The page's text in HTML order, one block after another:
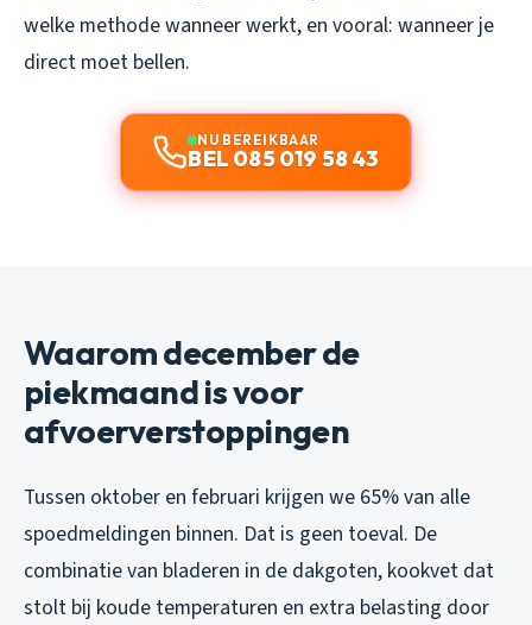
welke methode wanneer werkt, en vooral: wanneer je
direct moet bellen.
NU BEREIKBAAR
BEL 085 019 58 43
Waarom december de
piekmaand is voor
afvoerverstoppingen
Tussen oktober en februari krijgen we 65% van alle
spoedmeldingen binnen. Dat is geen toeval. De
combinatie van bladeren in de dakgoten, kookvet dat
stolt bij koude temperaturen en extra belasting door